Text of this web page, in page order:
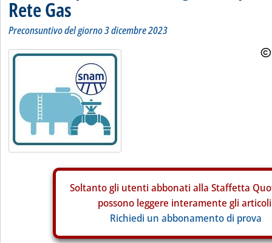
Rete Gas
Preconsuntivo del giorno 3 dicembre 2023
Soltanto gli utenti abbonati alla Staffetta
possono leggere interamente gli
Richiedi un abbonamento di prova